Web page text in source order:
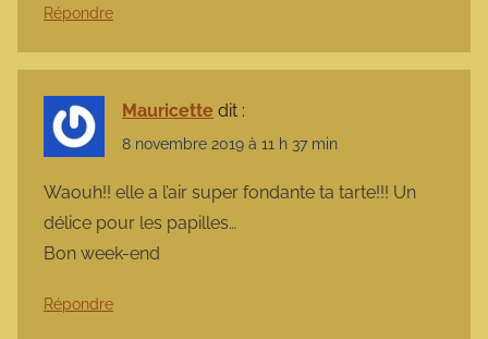
Répondre
Mauricette dit :
8 novembre 2019 à 11 h 37 min
Waouh!! elle a l’air super fondante ta tarte!!! Un
délice pour les papilles…
Bon week-end
Répondre